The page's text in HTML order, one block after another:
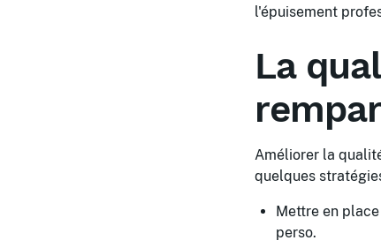
l'épuisement
La
Améliorer la
quelques
Mettre en
perso.